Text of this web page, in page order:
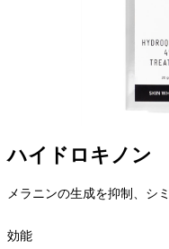
ハイドロキノン
メラニンの生成を抑制、シ
効能